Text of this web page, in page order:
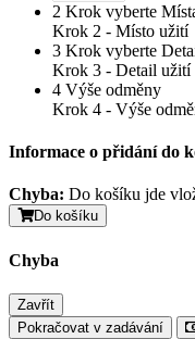
2 Krok vyberte
Krok 2 - Místo užití
3 Krok vyberte
Krok 3 - Detail užití
4 Výše odměny
Krok 4 - Výše
Informace o přidání do
Chyba: Do košíku jde
Do košíku
Chyba
Zavřít
Pokračovat v zadávání